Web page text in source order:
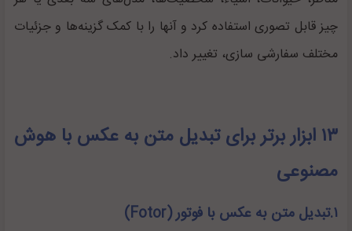
چیز قابل تصوری استفاده کرد و آنها را با کمک گزینه‌ها و جزئیات
مختلف سفارشی سازی، تغییر داد.
۱۳ ابزار برتر برای تبدیل متن به عکس با هوش
مصنوعی
۱.تبدیل متن به عکس با فوتور ( Fotor
)